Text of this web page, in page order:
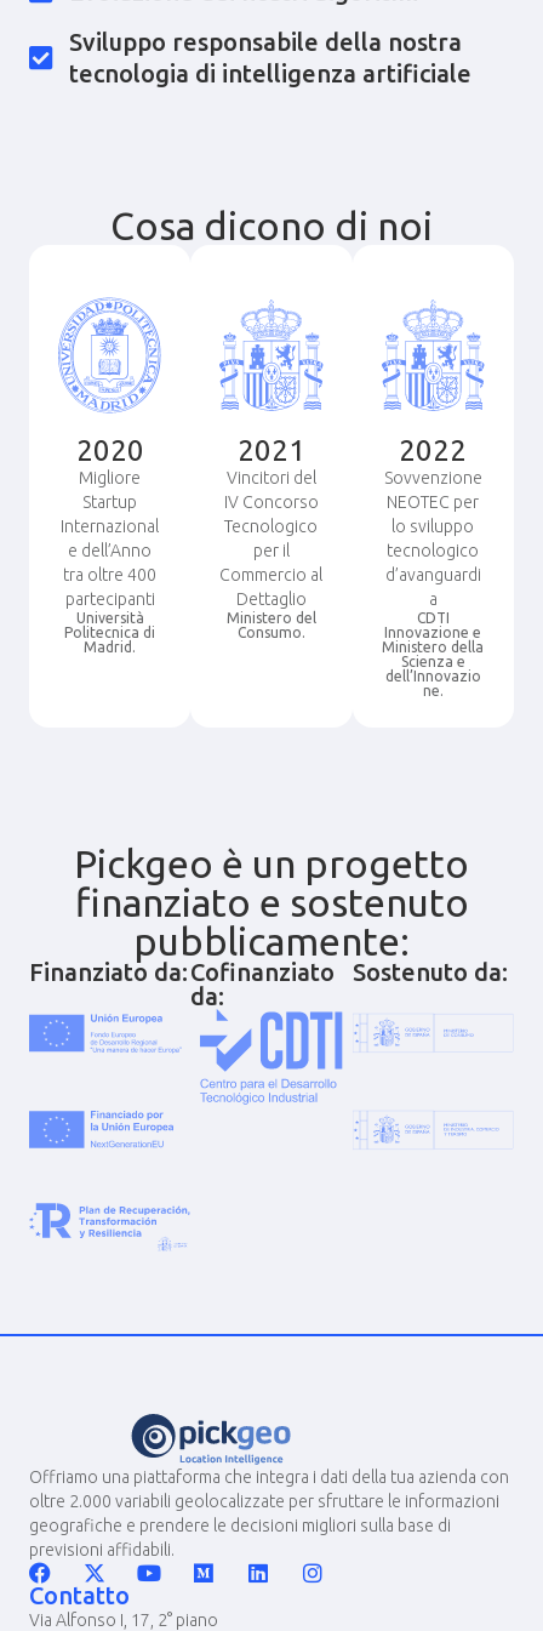
Sviluppo responsabile della nostra
tecnologia di intelligenza artificiale
Cosa dicono di noi
2020
Migliore
Startup
Internazional
e dell’Anno
tra oltre 400
partecipanti
Università
Politecnica di
Madrid.
2021
Vincitori del
IV Concorso
Tecnologico
per il
Commercio al
Dettaglio
Ministero del
Consumo.
2022
Sovvenzione
NEOTEC per
lo sviluppo
tecnologico
d’avanguardi
a
CDTI
Innovazione e
Ministero della
Scienza e
dell’Innovazio
ne.
Pickgeo è un progetto
finanziato e sostenuto
pubblicamente:
Finanziato da:Cofinanziato
da:
Sostenuto da:
Offriamo una piattaforma che integra i dati della tua azienda con
oltre 2.000 variabili geolocalizzate per sfruttare le informazioni
geografiche e prendere le decisioni migliori sulla base di
previsioni affidabili.
Contatto
Via Alfonso I, 17, 2° piano